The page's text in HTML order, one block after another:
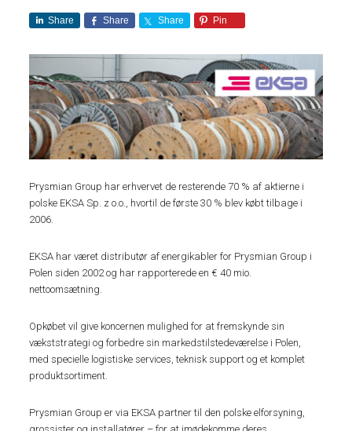
Share Share Share Pin
Prysmian Group har erhvervet de resterende 70 % af aktierne i
polske EKSA Sp. z o.o., hvortil de første 30 % blev købt tilbage i
2006.
EKSA har været distributør af energikabler for Prysmian Group i
Polen siden 2002 og har rapporterede en € 40 mio.
nettoomsætning.
Opkøbet vil give koncernen mulighed for at fremskynde ​​sin
vækststrategi og forbedre sin markedstilstedeværelse i Polen,
med specielle logistiske services, teknisk support og et komplet
produktsortiment.
Prysmian Group er via EKSA partner til den polske elforsyning,